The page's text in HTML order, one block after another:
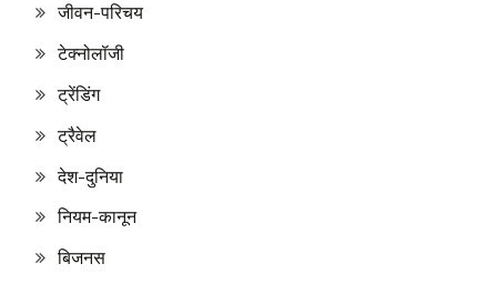
जीवन-परिचय
टेक्नोलॉजी
ट्रेंडिंग
ट्रैवेल
देश-दुनिया
नियम-कानून
बिजनस